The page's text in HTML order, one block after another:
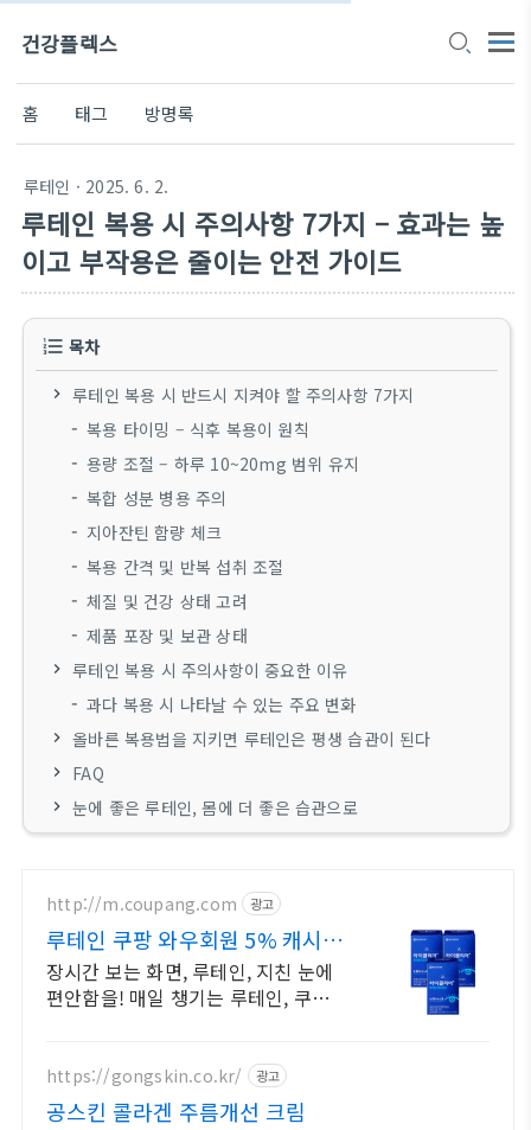
건강플렉스
홈 태그 방명록
루테인 · 2025. 6. 2.
루테인 복용 시 주의사항 7가지 – 효과는 높
이고 부작용은 줄이는 안전 가이드
목차
루테인 복용 시 반드시 지켜야 할 주의사항 7가지
복용 타이밍 – 식후 복용이 원칙
용량 조절 – 하루 10~20mg 범위 유지
복합 성분 병용 주의
지아잔틴 함량 체크
복용 간격 및 반복 섭취 조절
체질 및 건강 상태 고려
제품 포장 및 보관 상태
루테인 복용 시 주의사항이 중요한 이유
과다 복용 시 나타날 수 있는 주요 변화
올바른 복용법을 지키면 루테인은 평생 습관이 된다
FAQ
눈에 좋은 루테인, 몸에 더 좋은 습관으로
http://m.coupang.com 광고
루테인 쿠팡 와우회원 5% 캐시
혜택
장시간 보는 화면, 루테인, 지친 눈에
편안함을! 매일 챙기는 루테인, 쿠팡
https://gongskin.co.kr/ 광고
공스킨 콜라겐 주름개선 크림